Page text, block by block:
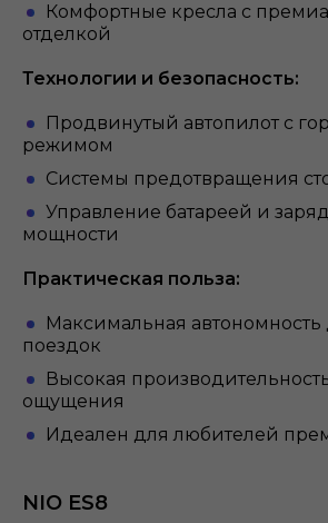
Комфортные кресла с
отделкой
Технологии и безопасность:
Продвинутый автопилот с
режимом
Системы предотвращения
Управление батареей и
мощности
Практическая польза:
Максимальная
поездок
Высокая
ощущения
Идеален для любителей
NIO ES8